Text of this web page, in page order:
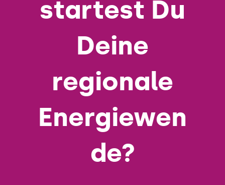
startest Du
Deine
regionale
Energiewen
de?